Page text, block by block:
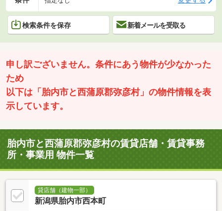
検索条件を保存 新着メールを受取る
申し訳ございません。条件にあう物件が少なかった
ため
以下は「胎内市と西蒲原郡弥彦村」の物件情報を表
示しています。
胎内市と西蒲原郡弥彦村の賃貸店舗・賃貸事務
所・事業用 物件一覧
貸店舗（建物一部）
新潟県胎内市西本町